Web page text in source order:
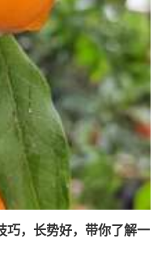
巧，长势好，带你了解一